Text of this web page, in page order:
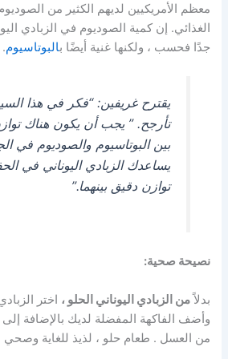
معظم الأمريكيين لديهم الكثير من
الغذائي. إن كمية الصوديوم في الزبادي
جدًا فحسب ، ولكنها غنية أيضًا بالبوتاسيوم.
يقترح غريفين: “فكر في هذا
تأرجح. ” يجب أن يكون هناك
بين البوتاسيوم والصوديوم
يساعدك الزبادي اليوناني في
توازن دقيق بينهما.”
نصيحة صحية:
بدلاًمن الزبادي اليوناني الحلو ، اختر
وأضف الفاكهة المفضلة لديك بالإضافة
من العسل . طعام حلو ، لذيذ للغاية وصحي